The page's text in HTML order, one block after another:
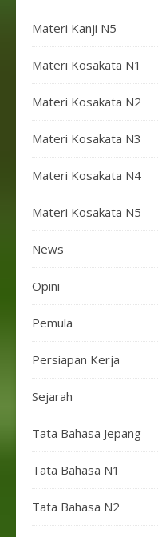
Materi Kanji N5
Materi Kosakata N1
Materi Kosakata N2
Materi Kosakata N3
Materi Kosakata N4
Materi Kosakata N5
News
Opini
Pemula
Persiapan Kerja
Sejarah
Tata Bahasa Jepang
Tata Bahasa N1
Tata Bahasa N2